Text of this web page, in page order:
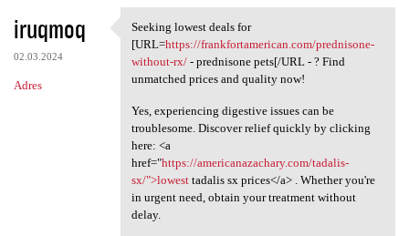
iruqmoq
02.03.2024
Adres
Seeking lowest deals for [URL
Seeking lowest deals for
[URL=https://frankfortamerican.com/prednisone-
without-rx/- prednisone pets[/URL - ? Find
unmatched prices and quality now!
Yes, experiencing digestive issues can be
troublesome. Discover relief quickly by clicking
here: <a
href="https://americanazachary.com/tadalis-
sx/">lowesttadalis sx prices</a> . Whether you're
in urgent need, obtain your treatment without
delay.